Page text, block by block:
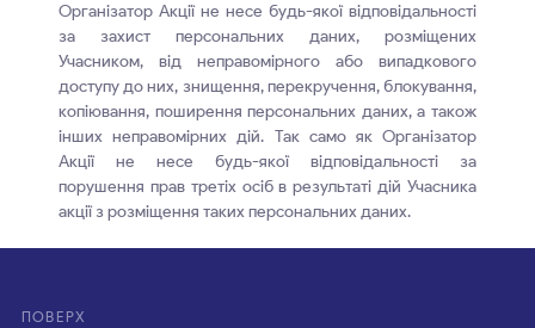
Організатор Акції не несе будь-якої відповідальності
за захист персональних даних, розміщених
Учасником, від неправомірного або випадкового
доступу до них, знищення, перекручення, блокування,
копіювання, поширення персональних даних, а також
інших неправомірних дій. Так само як Організатор
Акції не несе будь-якої відповідальності за
порушення прав третіх осіб в результаті дій Учасника
акції з розміщення таких персональних даних.
ПОВЕРХ